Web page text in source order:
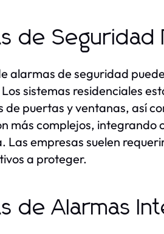
de Seguridad
alarmas de seguridad
sistemas residenciales
de puertas y ventanas, así
más complejos,
Las empresas suelen
a proteger.
de Alarmas